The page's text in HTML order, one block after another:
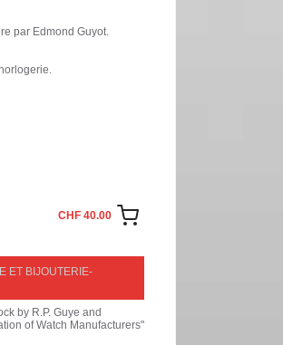
par Edmond Guyot.
CHF 40.00
ET BIJOUTERIE-
by R.P. Guye and
of Watch Manufacturers"